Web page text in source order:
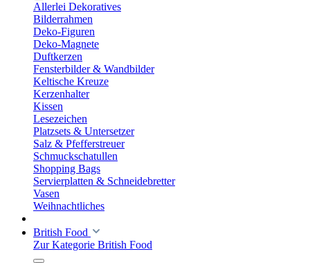
Allerlei Dekoratives
Bilderrahmen
Deko-Figuren
Deko-Magnete
Duftkerzen
Fensterbilder & Wandbilder
Keltische Kreuze
Kerzenhalter
Kissen
Lesezeichen
Platzsets & Untersetzer
Salz & Pfefferstreuer
Schmuckschatullen
Shopping Bags
Servierplatten & Schneidebretter
Vasen
Weihnachtliches
British Food
Zur Kategorie British Food